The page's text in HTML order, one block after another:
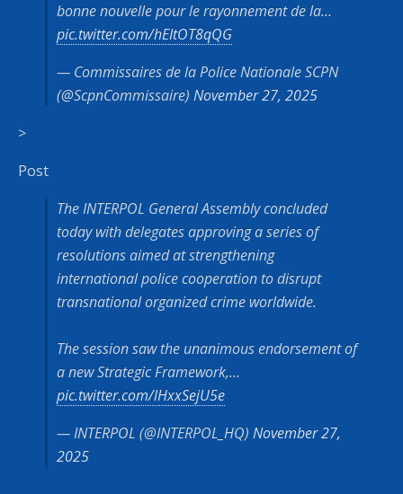
bonne nouvelle pour le rayonnement de la…
pic.twitter.com/hEItOT8qQG
— Commissaires de la Police Nationale SCPN
(@ScpnCommissaire) November 27, 2025
>
Post
The INTERPOL General Assembly concluded
today with delegates approving a series of
resolutions aimed at strengthening
international police cooperation to disrupt
transnational organized crime worldwide.
The session saw the unanimous endorsement of
a new Strategic Framework,…
pic.twitter.com/lHxxSejU5e
— INTERPOL (@INTERPOL_HQ) November 27,
2025